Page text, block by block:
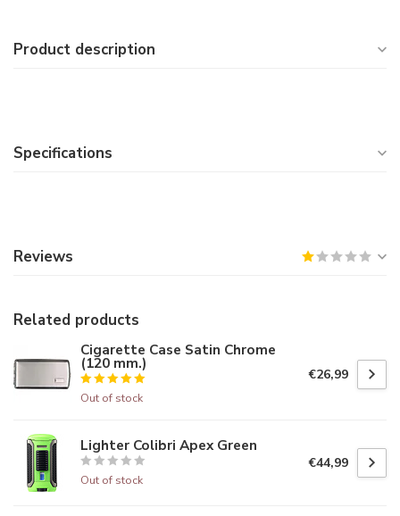
Product description
Specifications
Reviews
Related products
Cigarette Case Satin Chrome
(120 mm.)
Out of stock
€26,99
Lighter Colibri Apex Green
Out of stock
€44,99